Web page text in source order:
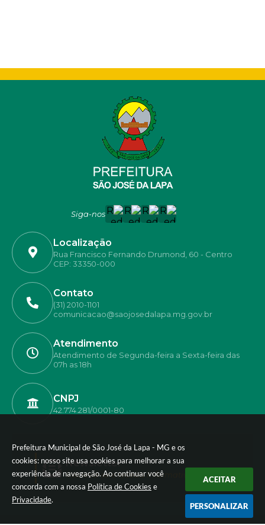
Prefeitura Municipal de São José da Lapa - MG e os
cookies: nosso site usa cookies para melhorar a sua
experiência de navegação. Ao continuar você
concorda com a nossa Política de Cookies e
Privacidade.
ACEITAR
PERSONALIZAR
Siga-nos
Localização
Rua Francisco Fernando Drumond, 60 - Centro
CEP: 33350-000
Contato
(31) 2010-1101
comunicacao@saojosedalapa.mg.gov.br
Atendimento
Atendimento de Segunda-feira a Sexta-feira das
07h as 18h
CNPJ
42.774.281/0001-80
Newsletter
Inscreva-se e receba informativos